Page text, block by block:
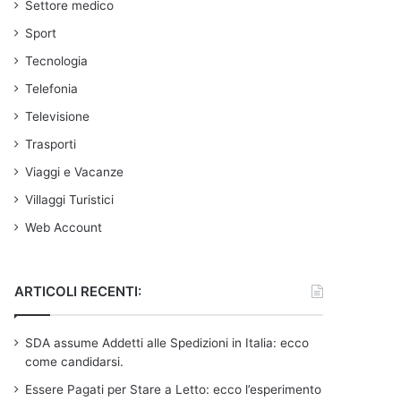
Settore medico
Sport
Tecnologia
Telefonia
Televisione
Trasporti
Viaggi e Vacanze
Villaggi Turistici
Web Account
ARTICOLI RECENTI:
SDA assume Addetti alle Spedizioni in Italia: ecco
come candidarsi.
Essere Pagati per Stare a Letto: ecco l’esperimento